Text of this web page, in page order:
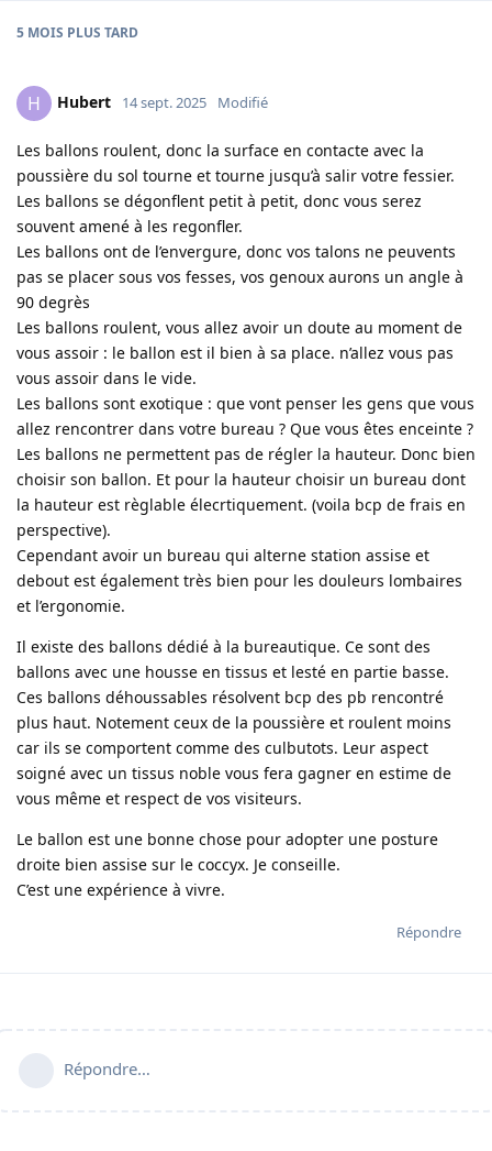
5 MOIS PLUS TARD
H Hubert 14 sept. 2025 Modifié
Les ballons roulent, donc la surface en contacte avec la
poussière du sol tourne et tourne jusqu’à salir votre fessier.
Les ballons se dégonflent petit à petit, donc vous serez
souvent amené à les regonfler.
Les ballons ont de l’envergure, donc vos talons ne peuvents
pas se placer sous vos fesses, vos genoux aurons un angle à
90 degrès
Les ballons roulent, vous allez avoir un doute au moment de
vous assoir : le ballon est il bien à sa place. n’allez vous pas
vous assoir dans le vide.
Les ballons sont exotique : que vont penser les gens que vous
allez rencontrer dans votre bureau ? Que vous êtes enceinte ?
Les ballons ne permettent pas de régler la hauteur. Donc bien
choisir son ballon. Et pour la hauteur choisir un bureau dont
la hauteur est règlable élecrtiquement. (voila bcp de frais en
perspective).
Cependant avoir un bureau qui alterne station assise et
debout est également très bien pour les douleurs lombaires
et l’ergonomie.
Il existe des ballons dédié à la bureautique. Ce sont des
ballons avec une housse en tissus et lesté en partie basse.
Ces ballons déhoussables résolvent bcp des pb rencontré
plus haut. Notement ceux de la poussière et roulent moins
car ils se comportent comme des culbutots. Leur aspect
soigné avec un tissus noble vous fera gagner en estime de
vous même et respect de vos visiteurs.
Le ballon est une bonne chose pour adopter une posture
droite bien assise sur le coccyx. Je conseille.
C’est une expérience à vivre.
Répondre
Répondre…